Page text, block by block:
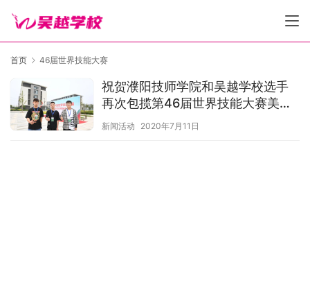
首页 46届世界技能大赛
祝贺濮阳技师学院和吴越学校选手
再次包揽第46届世界技能大赛美发
项目河南省选拔赛前三名的好成
新闻活动 2020年7月11日